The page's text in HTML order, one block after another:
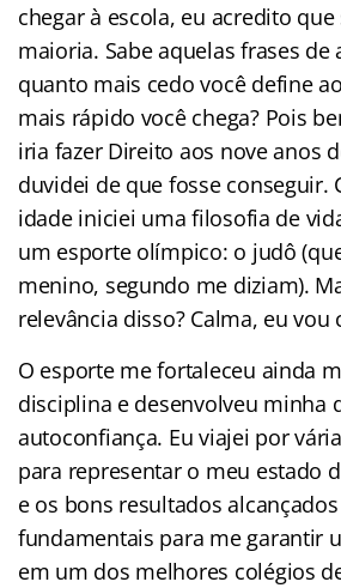
chegar à escola, eu acredito
maioria. Sabe aquelas frases
quanto mais cedo você define
mais rápido você chega? Pois
iria fazer Direito aos nove anos
duvidei de que fosse conseguir.
idade iniciei uma filosofia de
um esporte olímpico: o judô
menino, segundo me diziam).
relevância disso? Calma, eu vou
O esporte me fortaleceu ainda
disciplina e desenvolveu minha
autoconfiança. Eu viajei por
para representar o meu estado
e os bons resultados
fundamentais para me garantir
em um dos melhores colégios